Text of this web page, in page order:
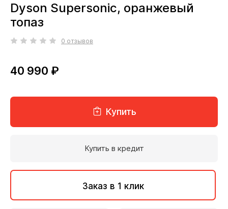
Dyson Supersonic, оранжевый
топаз
0 отзывов
40 990 ₽
Купить
Купить в кредит
Заказ в 1 клик